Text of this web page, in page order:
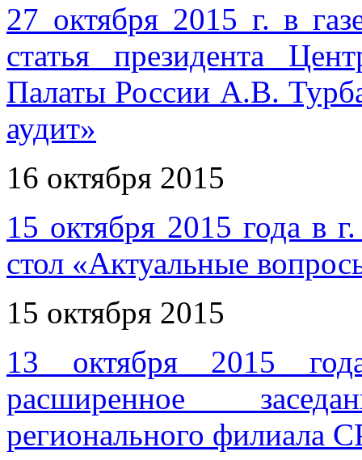
27 октября 2015 г. в
статья президента
Палаты России А.В.
аудит»
16 октября 2015
15 октября 2015 года в
стол «Актуальные
15 октября 2015
13 октября 2015
расширенное
регионального